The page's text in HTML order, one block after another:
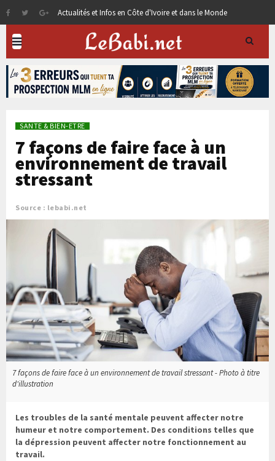
Actualités et Infos en Côte d'Ivoire et dans le Monde
SANTE & BIEN-ETRE
7 façons de faire face à un
environnement de travail
stressant
Source : lebabi.net
7 façons de faire face à un environnement de travail stressant - Photo à titre
d'illustration
Les troubles de la santé mentale peuvent affecter notre
humeur et notre comportement. Des conditions telles que
la dépression peuvent affecter notre fonctionnement au
travail.